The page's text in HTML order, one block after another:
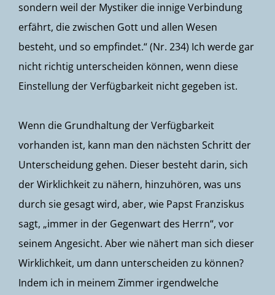
sondern weil der Mystiker die innige Verbindung
erfährt, die zwischen Gott und allen Wesen
besteht, und so empfindet.“ (Nr. 234) Ich werde gar
nicht richtig unterscheiden können, wenn diese
Einstellung der Verfügbarkeit nicht gegeben ist.
Wenn die Grundhaltung der Verfügbarkeit
vorhanden ist, kann man den nächsten Schritt der
Unterscheidung gehen. Dieser besteht darin, sich
der Wirklichkeit zu nähern, hinzuhören, was uns
durch sie gesagt wird, aber, wie Papst Franziskus
sagt, „immer in der Gegenwart des Herrn“, vor
seinem Angesicht. Aber wie nähert man sich dieser
Wirklichkeit, um dann unterscheiden zu können?
Indem ich in meinem Zimmer irgendwelche